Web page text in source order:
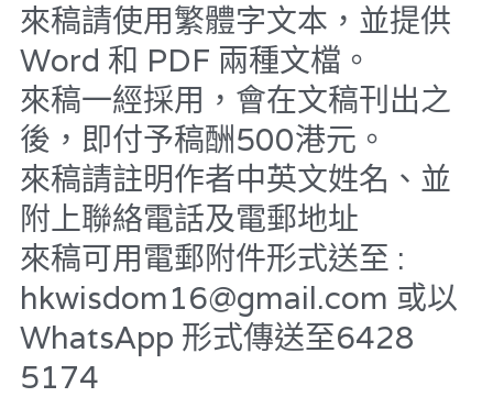
反華推手懶人包
民主派騙案十式
反華推手起底
美西霸凌內幕
美西極權主義
真相直擊
極端暴恐實錄
KOL 專欄
林淑芳專欄
屈穎妍專欄
朱庭萱專欄
莫綺琪專欄
黃萬成專欄
招國偉專欄
高松傑專欄
絕密法庭檔案
醫院口岸爆炸案
屠龍小隊案
黎智英案審訊
支聯會案
35+顛覆案
生活
吃喝玩指南
休閒好介紹
親子
花生仔漫畫週記
關於我們
人才招聘
投稿熱線
商戶合作
支持讚助
搜索
繁體中文
繁體中文
來稿請使用繁體字文本，並提供
Word 和 PDF 兩種文檔。
來稿一經採用，會在文稿刊出之
後，即付予稿酬500港元。
來稿請註明作者中英文姓名、並
附上聯絡電話及電郵地址
來稿可用電郵附件形式送至 :
hkwisdom16@gmail.com 或以
WhatsApp 形式傳送至6428
5174
龔靜儀大律師專欄
高松傑專欄
大衛sir專欄
林伯強專欄
朱庭萱專欄
曾子晴專欄
莫綺琪專欄